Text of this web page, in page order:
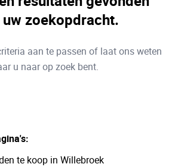
Kaartweergave
op
zoekopdracht.
aan te passen of laat ons weten
u naar op zoek bent.
:
te koop in Willebroek